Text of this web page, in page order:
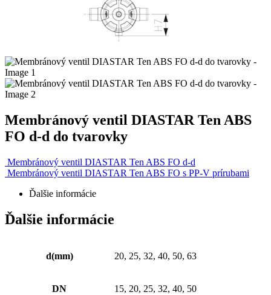
Membránový ventil DIASTAR Ten ABS
FO d-d do tvarovky
Membránový ventil DIASTAR Ten ABS FO d-d
Membránový ventil DIASTAR Ten ABS FO s PP-V prírubami
Ďalšie informácie
Ďalšie informácie
d(mm) 20, 25, 32, 40, 50, 63
DN 15, 20, 25, 32, 40, 50